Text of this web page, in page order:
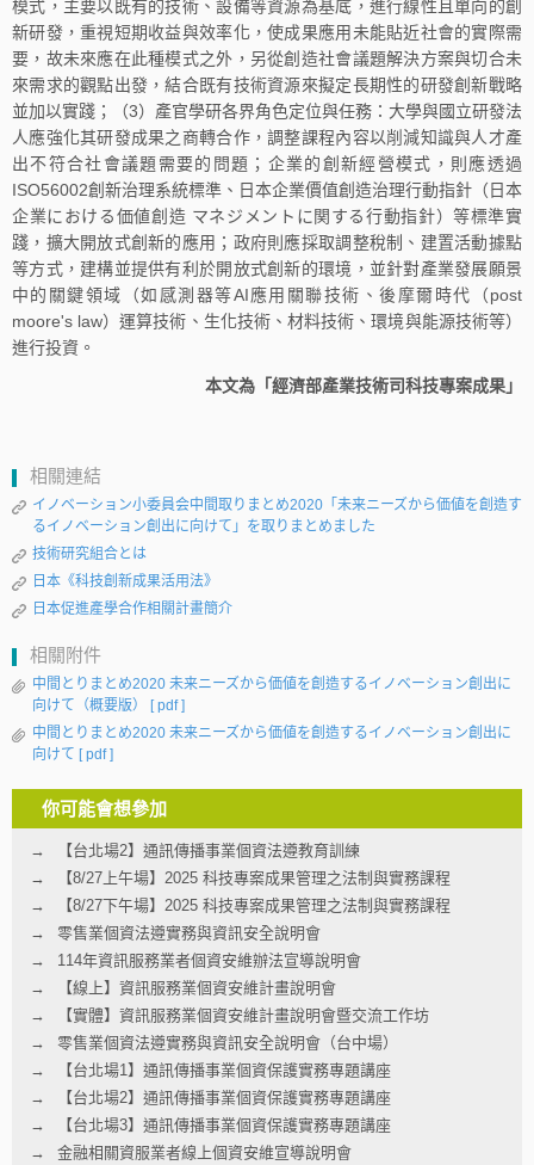
模式，主要以既有的技術、設備等資源為基底，進行線性且單向的創
新研發，重視短期收益與效率化，使成果應用未能貼近社會的實際需
要，故未來應在此種模式之外，另從創造社會議題解決方案與切合未
來需求的觀點出發，結合既有技術資源來擬定長期性的研發創新戰略
並加以實踐；（3）產官學研各界角色定位與任務：大學與國立研發法
人應強化其研發成果之商轉合作，調整課程內容以削減知識與人才產
出不符合社會議題需要的問題；企業的創新經營模式，則應透過
ISO56002創新治理系統標準、日本企業價值創造治理行動指針（日本
企業における価値創造 マネジメントに関する行動指針）等標準實
踐，擴大開放式創新的應用；政府則應採取調整稅制、建置活動據點
等方式，建構並提供有利於開放式創新的環境，並針對產業發展願景
中的關鍵領域（如感測器等AI應用關聯技術、後摩爾時代（post
moore's law）運算技術、生化技術、材料技術、環境與能源技術等）
進行投資。
本文為「經濟部產業技術司科技專案成果」
相關連結
イノベーション小委員会中間取りまとめ2020「未来ニーズから価値を創造す
るイノベーション創出に向けて」を取りまとめました
技術研究組合とは
日本《科技創新成果活用法》
日本促進產學合作相關計畫簡介
相關附件
中間とりまとめ2020 未来ニーズから価値を創造するイノベーション創出に
向けて（概要版） [ pdf ]
中間とりまとめ2020 未来ニーズから価値を創造するイノベーション創出に
向けて [ pdf ]
你可能會想參加
【台北場2】通訊傳播事業個資法遵教育訓練
【8/27上午場】2025 科技專案成果管理之法制與實務課程
【8/27下午場】2025 科技專案成果管理之法制與實務課程
零售業個資法遵實務與資訊安全說明會
114年資訊服務業者個資安維辦法宣導說明會
【線上】資訊服務業個資安維計畫說明會
【實體】資訊服務業個資安維計畫說明會暨交流工作坊
零售業個資法遵實務與資訊安全說明會（台中場）
【台北場1】通訊傳播事業個資保護實務專題講座
【台北場2】通訊傳播事業個資保護實務專題講座
【台北場3】通訊傳播事業個資保護實務專題講座
金融相關資服業者線上個資安維宣導說明會